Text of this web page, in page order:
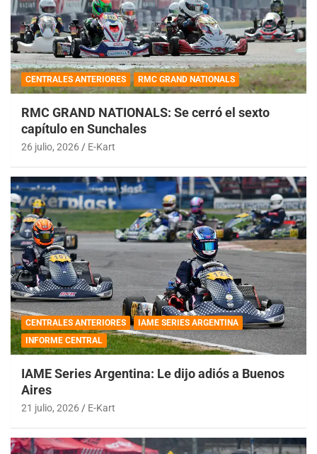
CENTRALES ANTERIORES RMC GRAND NATIONALS
RMC GRAND NATIONALS: Se cerró el sexto
capítulo en Sunchales
26 julio, 2026 E-Kart
CENTRALES ANTERIORES
IAME SERIES ARGENTINA
INFORME CENTRAL
IAME Series Argentina: Le dijo adiós a Buenos
Aires
21 julio, 2026 E-Kart